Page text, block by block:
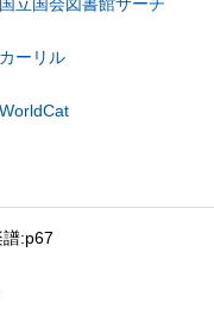
カーリル
WorldCat
:p67